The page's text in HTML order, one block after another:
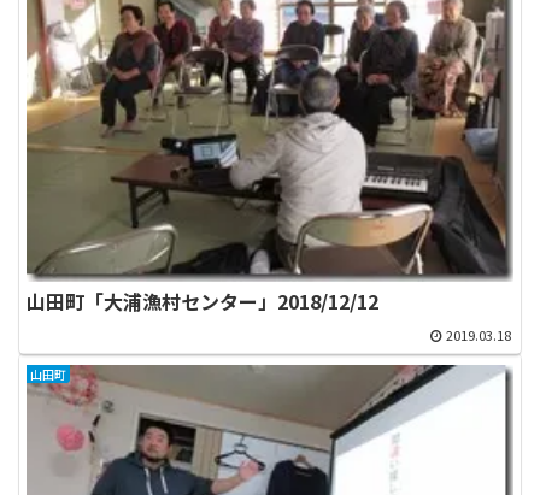
山田町「大浦漁村センター」2018/12/12
2019.03.18
山田町